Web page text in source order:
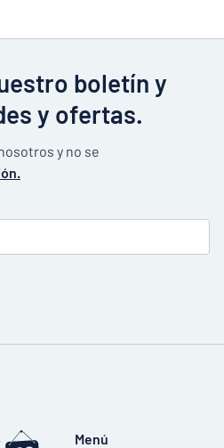
boletín y
y ofertas.
y no se
Menú